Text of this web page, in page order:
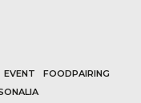
EVENT
FOODPAIRING